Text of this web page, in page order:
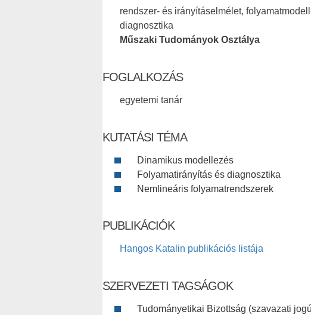
rendszer- és irányításelmélet,
diagnosztika
Műszaki Tudományok Osztálya
FOGLALKOZÁS
egyetemi tanár
KUTATÁSI TÉMA
Dinamikus modellezés
Folyamatirányítás és diagnosztika
Nemlineáris folyamatrendszerek
PUBLIKÁCIÓK
Hangos Katalin publikációs listája
SZERVEZETI TAGSÁGOK
Tudományetikai Bizottság (szavazati